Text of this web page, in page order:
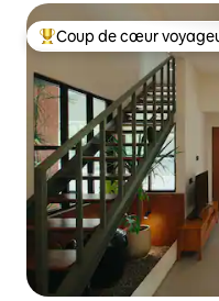
Coups de cœur
Coup de cœur